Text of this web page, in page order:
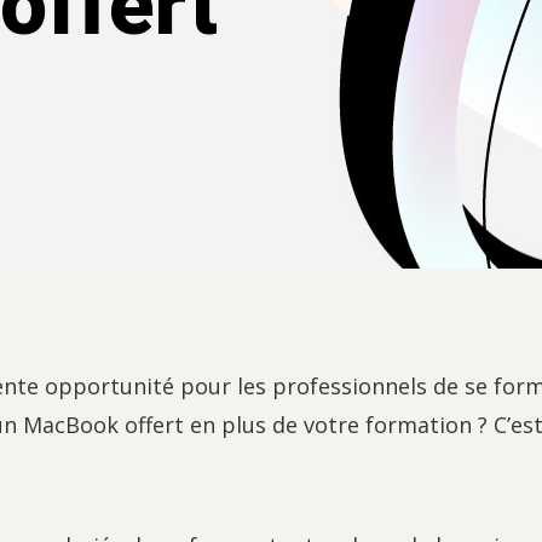
opportunité pour les professionnels de se
MacBook offert en plus de votre formation ?